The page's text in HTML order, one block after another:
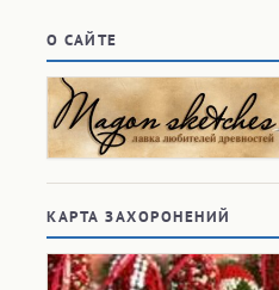
О САЙТЕ
КАРТА ЗАХОРОНЕНИЙ